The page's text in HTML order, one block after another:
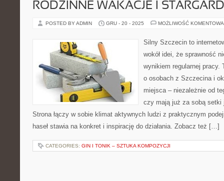
RODZINNE WAKACJE I STARGARD
POSTED BY ADMIN GRU - 20 - 2025 MOŻLIWOŚĆ
Silny Szczecin to
wokół idei, że sprawność
wynikiem regularnej pracy.
o osobach z Szczecina i
miejsca – niezależnie od
czy mają już za sobą setki
Strona łączy w sobie klimat aktywnych ludzi z praktycznym
haseł stawia na konkret i inspirację do działania. Zobacz też […]
CATEGORIES: GIN I TONIK – SZTUKA KOMPOZYCJI